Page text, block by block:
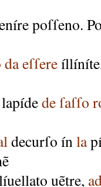
poſſeno.
daeſſereíllíníte
lapídedeſaſſo
decurſo ínla
uẽtre,